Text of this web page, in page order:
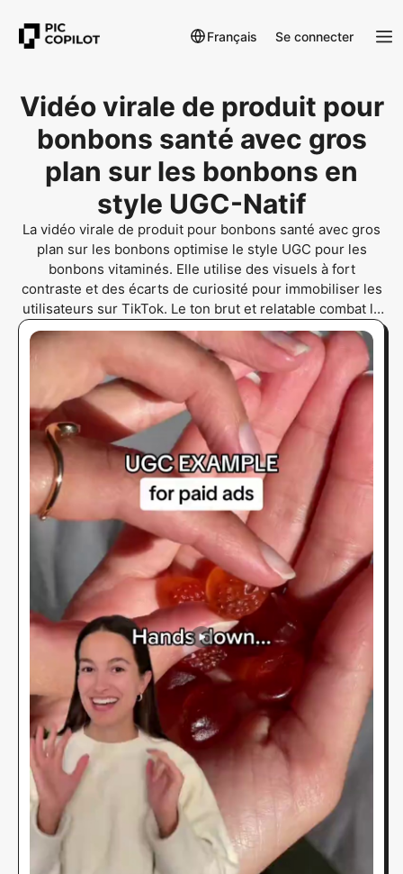
Français Se connecter
Vidéo virale de produit pour
bonbons santé avec gros
plan sur les bonbons en
style UGC-Natif
La vidéo virale de produit pour bonbons santé avec gros
plan sur les bonbons optimise le style UGC pour les
bonbons vitaminés. Elle utilise des visuels à fort
contraste et des écarts de curiosité pour immobiliser les
utilisateurs sur TikTok. Le ton brut et relatable combat la
fatigue publicitaire tout en mettant en avant la texture du
produit. Ce format domine les tests d'annonces à fort
CTR pour les jeunes adultes américains (Gen Z et
Millenials) avec 80 % de rétention dès les 3 premières
secondes.